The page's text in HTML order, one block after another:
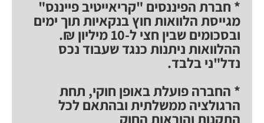
* חברת הפיננסים "קריאייטיב פייננס"
מגייסת הלוואות חוץ בנקאיות תוך ימים
ובסכומים שבין חצי ל-10 מיליון ₪.
ההלוואות ניתנות כנגד שעבוד נכס
נדל"ני בלבד.
* החברה פועלת באופן חוקי, תחת
הרגולציה ממשלתית ובהתאם לכל
התקנות והוראות החוק